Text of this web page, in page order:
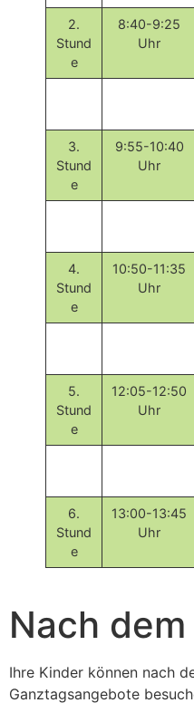
2.
Stund
e
8:40-9:25
Uhr
3.
Stund
e
9:55-10:40
Uhr
4.
Stund
e
10:50-11:35
Uhr
5.
Stund
e
12:05-12:50
Uhr
6.
Stund
e
13:00-13:45
Uhr
Nach
Ihre Kinder können nach
Ganztagsangebote